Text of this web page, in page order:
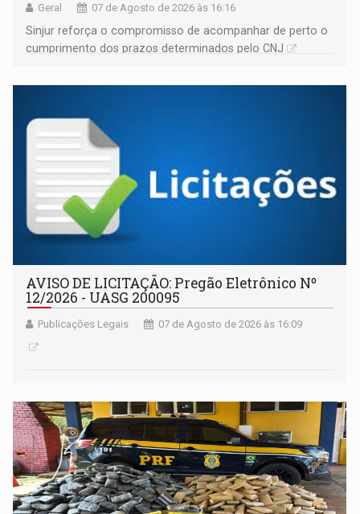
Geral 07 de Agosto de 2026 às 16:16
Sinjur reforça o compromisso de acompanhar de perto o
cumprimento dos prazos determinados pelo CNJ
AVISO DE LICITAÇÃO: Pregão Eletrônico Nº
12/2026 - UASG 200095
Publicações Legais 07 de Agosto de 2026 às 16:09